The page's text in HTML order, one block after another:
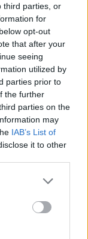
third parties, or
for
opt-out
that after your
seeing
utilized by
parties prior to
the further
parties on the
may
IAB’s List of
it to other
i de